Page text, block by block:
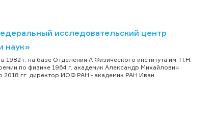
исследовательский центр
наук»
г. на базе Отделения А Физического института им. П.Н.
по физике 1964 г. академик Александр Михайлович
2018 гг. директор ИОФ РАН - академик РАН Иван